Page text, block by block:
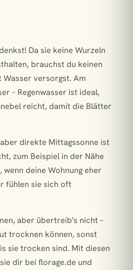
Da sie keine Wurzeln
brauchst du keinen
Wasser versorgst. Am
– Regenwasser ist ideal,
reicht, damit die Blätter
direkte Mittagssonne ist
zum Beispiel in der Nähe
deine Wohnung eher
fühlen sie sich oft
aber übertreib’s nicht –
trocknen können, sonst
sie trocken sind. Mit diesen
dir bei florage.de und